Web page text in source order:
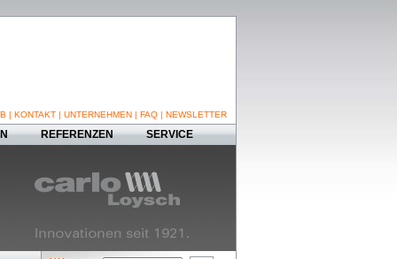
| KONTAKT | UNTERNEHMEN | FAQ | NEWSLETTER
REFERENZEN
SERVICE